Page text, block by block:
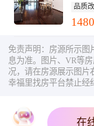
品质
免责声明：房源所示图
息为准。图片、VR等
况，请在房源展示图片
幸福里找房平台禁止经
在